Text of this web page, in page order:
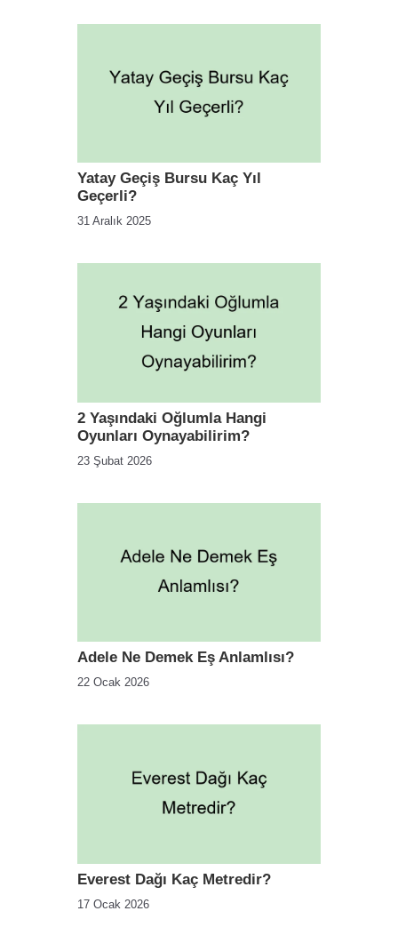
Yatay Geçiş Bursu Kaç Yıl
Geçerli?
31 Aralık 2025
2 Yaşındaki Oğlumla Hangi
Oyunları Oynayabilirim?
23 Şubat 2026
Adele Ne Demek Eş Anlamlısı?
22 Ocak 2026
Everest Dağı Kaç Metredir?
17 Ocak 2026